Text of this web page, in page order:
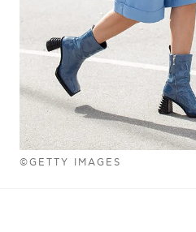
©GETTY IMAGES